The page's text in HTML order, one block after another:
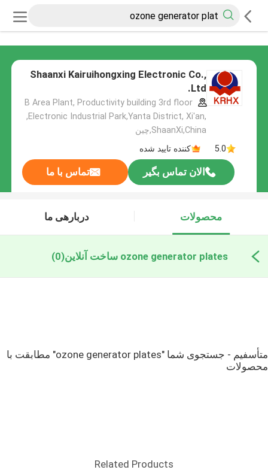
Shaanxi Kairuihongxing Electronic Co.,
Ltd.
B Area Plant, Productivity building 3rd floor
,Electronic Industrial Park,Yanta District, Xi'an,
ShaanXi,China,چین
5.0
کننده تایید شده
الان تماس بگیر تماس با ما
محصولات دربارهی ما
ozone generator plates ساخت آنلاین (0)
متأسفیم - جستجوی شما "ozone generator plates" مطابقت با
محصولات
Related Products